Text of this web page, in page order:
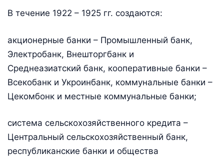
В течение 1922 – 1925 гг. создаются:
акционерные банки – Промышленный банк,
Электробанк, Внешторгбанк и
Среднеазиатский банк, кооперативные банки –
Всекобанк и Укроинбанк, коммунальные банки –
Цекомбонк и местные коммунальные банки;
система сельскохозяйственного кредита –
Центральный сельскохозяйственный банк,
республиканские банки и общества